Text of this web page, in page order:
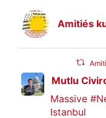
Amitiés
Mutlu
Massive
Istanbul